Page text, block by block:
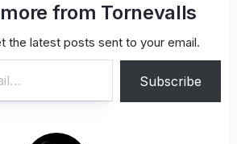
from Tornevalls
the latest posts sent to your email.
Subscribe